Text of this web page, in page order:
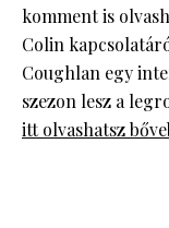
komment is
Colin
Coughlan egy
szezon lesz a
itt olvashatsz